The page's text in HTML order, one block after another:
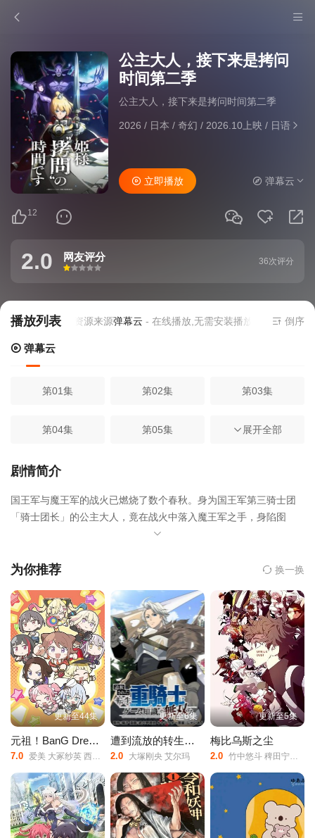
公主大人，接下来是拷问
时间第二季
公主大人，接下来是拷问时间第二季
2026 / 日本 / 奇幻/ 2026.10上映 / 日语
12
立即播放 弹幕云
2.0 网友评分
很差
较差还行推荐力荐
36次评分
播放列表当前资源来源弹幕云- 在线播放,无需安装播放器 倒序
弹幕云
第01集 第02集 第03集
第04集 第05集 第06集
第07集
第10集 第11集 第12集
展开全部
剧情简介
国王军与魔王军的战火已燃烧了数个春秋。身为国王军第三骑士团
「骑士团长」的公主大人，竟在战火中落入魔王军之手，身陷囹
圄。等待她的，并非寻常的囚禁，而是魔王军精心策划、惨绝人寰
阴影笼罩着地牢，最残酷的「拷问」倒计时已然启动，公主的命
为你推荐 换一换
更新至44集
元祖！BanG Dream Chan
7.0 爱美 大冢纱英 西本里美
更新至6集
遭到流放的转生重骑士凭借游戏知识大开无双
2.0 大塚刚央 艾尔玛
更新至5集
梅比乌斯之尘
2.0 竹中悠斗 稗田宁宁 佐藤榛夏 坂泰斗 市川苍 堀金苍平